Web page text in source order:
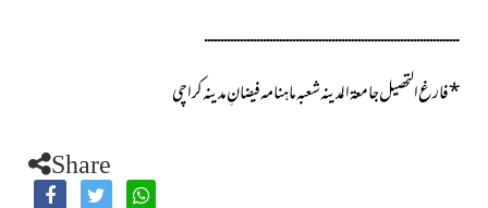
ــــــــــــــــــــــــــــــــــــــــــــــــــــــــــــــــــــــــــــــ
*فارغ التحصیل جامعۃ المدینہ شعبہ ماہنامہ فیضانِ مدینہ کراچی
Share